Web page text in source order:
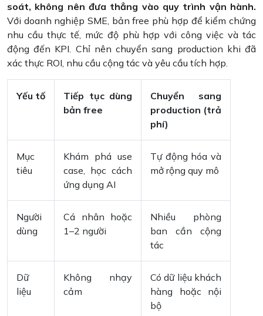
soát, không nên đưa thẳng vào quy trình vận hành.
Với doanh nghiệp SME, bản free phù hợp để kiểm chứng
nhu cầu thực tế, mức độ phù hợp với công việc và tác
động đến KPI. Chỉ nên chuyển sang production khi đã
xác thực ROI, nhu cầu cộng tác và yêu cầu tích hợp.
Yếu tố
Tiếp tục dùng
bản free
Chuyển sang
production (trả
phí)
Mục
tiêu
Khám phá use
case, học cách
ứng dụng AI
Tự động hóa và
mở rộng quy mô
Người
dùng
Cá nhân hoặc
1–2 người
Nhiều phòng
ban cần cộng
tác
Dữ
liệu
Không nhạy
cảm
Có dữ liệu khách
hàng hoặc nội
bộ